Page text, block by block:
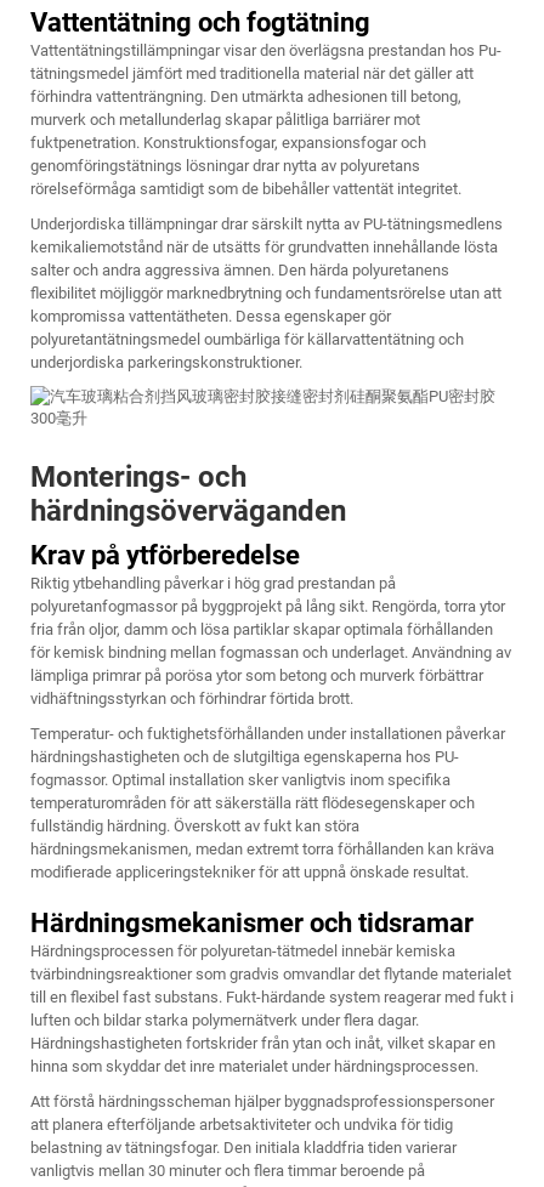
Vattentätning och fogtätning
Vattentätningstillämpningar visar den överlägsna prestandan hos Pu-
tätningsmedel jämfört med traditionella material när det gäller att
förhindra vattenträngning. Den utmärkta adhesionen till betong,
murverk och metallunderlag skapar pålitliga barriärer mot
fuktpenetration. Konstruktionsfogar, expansionsfogar och
genomföringstätnings lösningar drar nytta av polyuretans
rörelseförmåga samtidigt som de bibehåller vattentät integritet.
Underjordiska tillämpningar drar särskilt nytta av PU-tätningsmedlens
kemikaliemotstånd när de utsätts för grundvatten innehållande lösta
salter och andra aggressiva ämnen. Den härda polyuretanens
flexibilitet möjliggör marknedbrytning och fundamentsrörelse utan att
kompromissa vattentätheten. Dessa egenskaper gör
polyuretantätningsmedel oumbärliga för källarvattentätning och
underjordiska parkeringskonstruktioner.
Monterings- och
härdningsöverväganden
Krav på ytförberedelse
Riktig ytbehandling påverkar i hög grad prestandan på
polyuretanfogmassor på byggprojekt på lång sikt. Rengörda, torra ytor
fria från oljor, damm och lösa partiklar skapar optimala förhållanden
för kemisk bindning mellan fogmassan och underlaget. Användning av
lämpliga primrar på porösa ytor som betong och murverk förbättrar
vidhäftningsstyrkan och förhindrar förtida brott.
Temperatur- och fuktighetsförhållanden under installationen påverkar
härdningshastigheten och de slutgiltiga egenskaperna hos PU-
fogmassor. Optimal installation sker vanligtvis inom specifika
temperaturområden för att säkerställa rätt flödesegenskaper och
fullständig härdning. Överskott av fukt kan störa
härdningsmekanismen, medan extremt torra förhållanden kan kräva
modifierade appliceringstekniker för att uppnå önskade resultat.
Härdningsmekanismer och tidsramar
Härdningsprocessen för polyuretan-tätmedel innebär kemiska
tvärbindningsreaktioner som gradvis omvandlar det flytande materialet
till en flexibel fast substans. Fukt-härdande system reagerar med fukt i
luften och bildar starka polymernätverk under flera dagar.
Härdningshastigheten fortskrider från ytan och inåt, vilket skapar en
hinna som skyddar det inre materialet under härdningsprocessen.
Att förstå härdningsscheman hjälper byggnadsprofessionspersoner
att planera efterföljande arbetsaktiviteter och undvika för tidig
belastning av tätningsfogar. Den initiala kladdfria tiden varierar
vanligtvis mellan 30 minuter och flera timmar beroende på